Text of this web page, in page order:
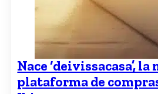
Nace ‘deivissacasa’, la
plataforma de